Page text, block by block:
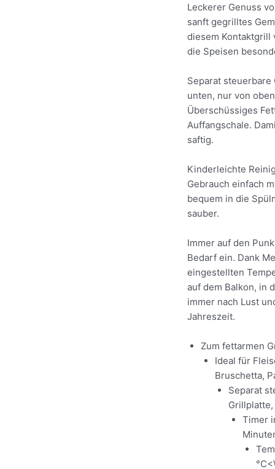
Leckerer Genuss
sanft gegrilltes
diesem Kontaktgrill
die Speisen
Separat
unten, nur von
Überschüssiges
Auffangschale.
saftig.
Kinderleichte
Gebrauch einfach
bequem in die
sauber.
Immer auf den
Bedarf ein. Dank
eingestellten
auf dem Balkon, in
immer nach Lust
Jahreszeit.
Zum fettarmen
Ideal für
Bruschetta,
Separat
Timer